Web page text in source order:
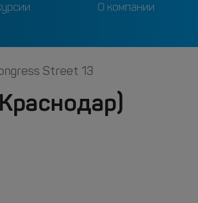
О компании
Street 13